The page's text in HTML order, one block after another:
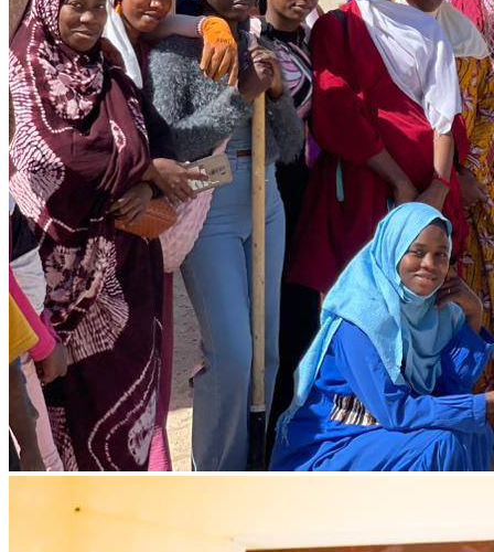
Finance
05 December 2025
Forum portant sur les modalités et
opportunités de financement à destination
des OSC et OCB
Lire l'article